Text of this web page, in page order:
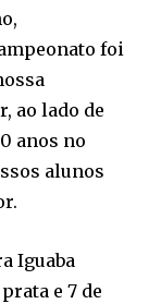
foi
ao lado de
anos no
alunos
Iguaba
e 7 de